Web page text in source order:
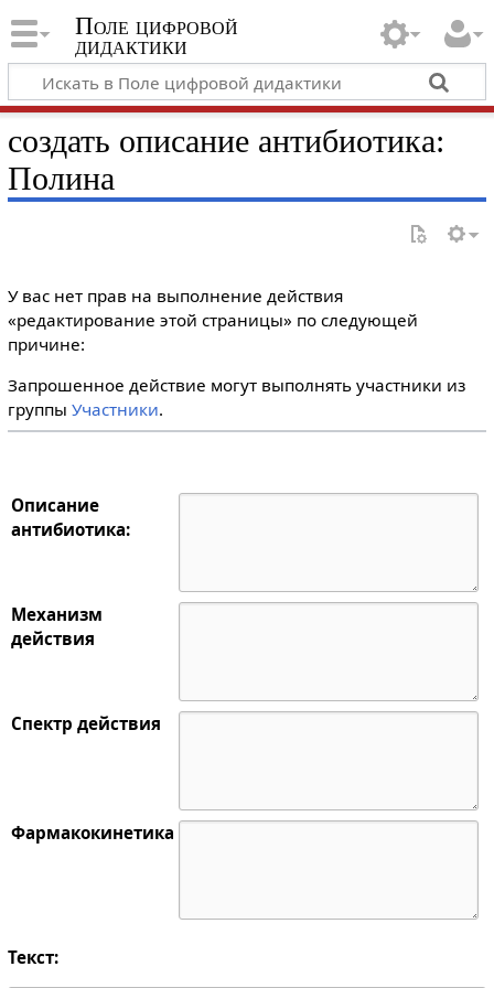
Поле цифровой
дидактики
создать описание антибиотика:
Полина
У вас нет прав на выполнение действия
«редактирование этой страницы» по следующей
причине:
Запрошенное действие могут выполнять участники из
группы Участники.
Описание
антибиотика:
Механизм
действия
Спектр действия
Фармакокинетика
Текст: